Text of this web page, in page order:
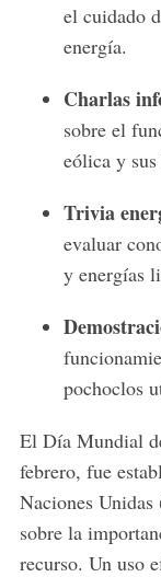
el cuidado
energía.
Charlas
sobre el
eólica y
Trivia
evaluar
y energías
pochoclos
El Día Mundial
febrero, fue
Naciones
sobre la
recurso. Un uso